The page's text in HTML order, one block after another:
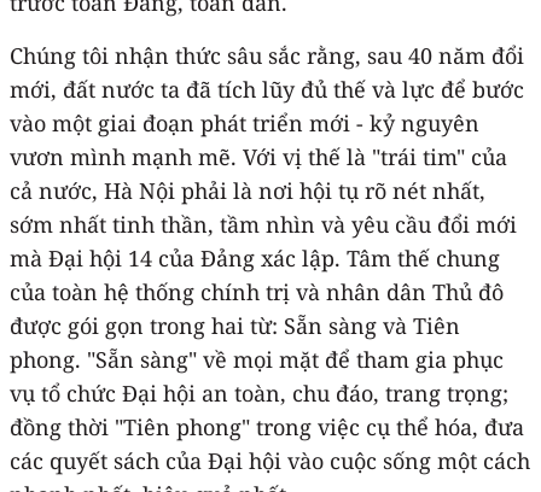
Chúng tôi nhận thức sâu sắc rằng, sau 40 năm đổi
mới, đất nước ta đã tích lũy đủ thế và lực để bước
vào một giai đoạn phát triển mới - kỷ nguyên
vươn mình mạnh mẽ. Với vị thế là "trái tim" của
cả nước, Hà Nội phải là nơi hội tụ rõ nét nhất,
sớm nhất tinh thần, tầm nhìn và yêu cầu đổi mới
mà Đại hội 14 của Đảng xác lập. Tâm thế chung
của toàn hệ thống chính trị và nhân dân Thủ đô
được gói gọn trong hai từ: Sẵn sàng và Tiên
phong. "Sẵn sàng" về mọi mặt để tham gia phục
vụ tổ chức Đại hội an toàn, chu đáo, trang trọng;
đồng thời "Tiên phong" trong việc cụ thể hóa, đưa
các quyết sách của Đại hội vào cuộc sống một cách